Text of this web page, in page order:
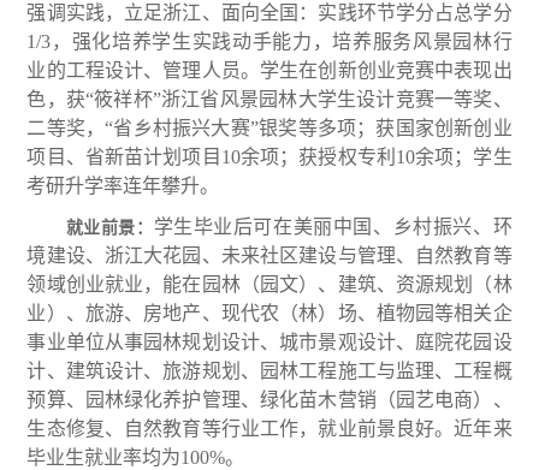
强调实践，立足浙江、面向全国：实践环节学分占总学分
1/3，强化培养学生实践动手能力，培养服务风景园林行
业的工程设计、管理人员。学生在创新创业竞赛中表现出
色，获“筱祥杯”浙江省风景园林大学生设计竞赛一等奖、
二等奖，“省乡村振兴大赛”银奖等多项；获国家创新创业
项目、省新苗计划项目10余项；获授权专利10余项；学生
考研升学率连年攀升。
就业前景： 学生毕业后可在美丽中国、乡村振兴、环
境建设、浙江大花园、未来社区建设与管理、自然教育等
领域创业就业，能在园林（园文）、建筑、资源规划（林
业）、旅游、房地产、现代农（林）场、植物园等相关企
事业单位从事园林规划设计、城市景观设计、庭院花园设
计、建筑设计、旅游规划、园林工程施工与监理、工程概
预算、园林绿化养护管理、绿化苗木营销（园艺电商）、
生态修复、自然教育等行业工作，就业前景良好。近年来
毕业生就业率均为100%。